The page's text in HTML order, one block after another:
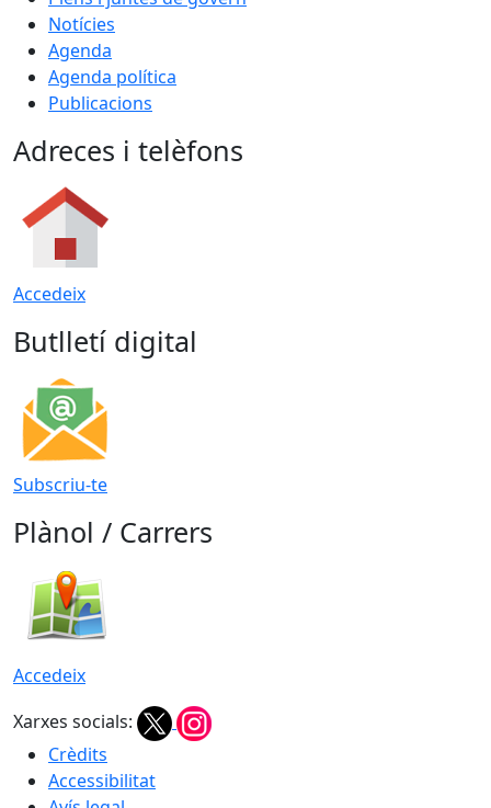
Notícies
Agenda
Agenda política
Publicacions
Adreces i telèfons
Accedeix
Butlletí digital
Subscriu-te
Plànol / Carrers
Accedeix
Xarxes socials:
Crèdits
Accessibilitat